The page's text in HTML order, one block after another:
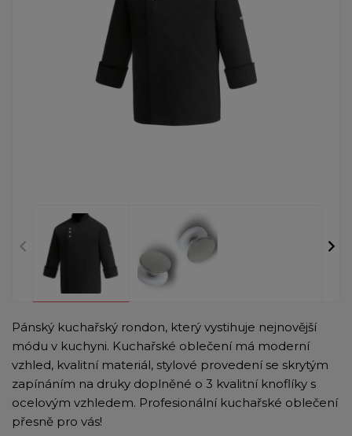
Pánský kuchařský rondon, který vystihuje nejnovější
módu v kuchyni. Kuchařské oblečení má moderní
vzhled, kvalitní materiál, stylové provedení se skrytým
zapínáním na druky doplněné o 3 kvalitní knoflíky s
ocelovým vzhledem. Profesionální kuchařské oblečení
přesně pro vás!